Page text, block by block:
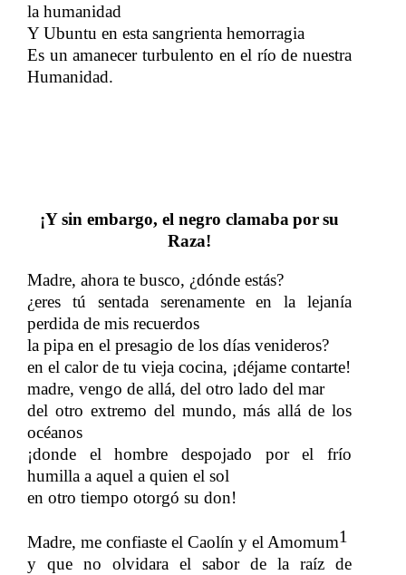
la humanidad
Y Ubuntu en esta sangrienta hemorragia
Es un amanecer turbulento en el río de nuestra
Humanidad.
¡Y sin embargo, el negro clamaba porsu
Raza!
Madre, ahora te busco, ¿dónde estás?
¿eres tú sentada serenamente en la lejanía
perdida de mis recuerdos
la pipa en el presagio de los días venideros?
en el calor de tu vieja cocina, ¡déjame contarte!
madre, vengo de allá, del otro lado del mar
del otro extremo del mundo, más allá de los
océanos
¡donde el hombre despojado por el frío
humilla a aquel a quien el sol
en otro tiempo otorgó su don!
Madre, me confiaste el Caolín y el Amomum1
y que no olvidara el sabor de la raíz de